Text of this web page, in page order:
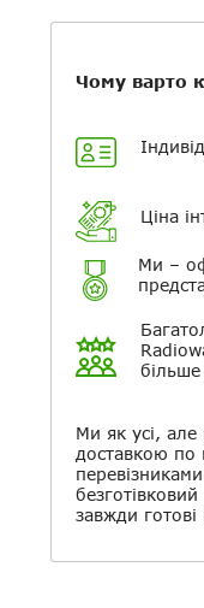
Чому варто
Ціна
Ми –
Ми як усі, але
доставкою по
завжди готові